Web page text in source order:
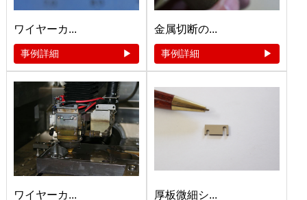
ワイヤーカ...
事例詳細
金属切断の...
事例詳細
ワイヤーカ... 厚板微細シ...